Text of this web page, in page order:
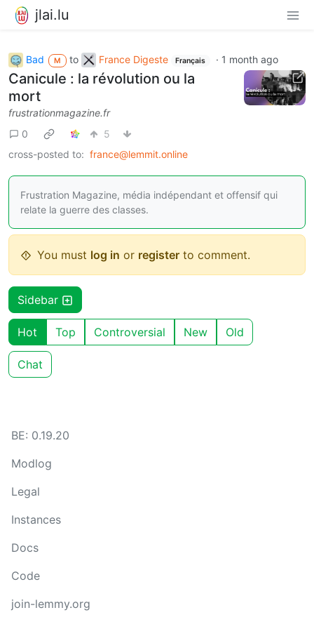
jlai.lu
Bad M to France Digeste Français · 1 month ago
Canicule : la révolution ou la
mort
frustrationmagazine.fr
0
5
cross-posted to: france@lemmit.online
Frustration Magazine, média indépendant et offensif qui
relate la guerre des classes.
You must log in or register to comment.
Sidebar
Hot Top Controversial New Old
Chat
BE: 0.19.20
Modlog
Legal
Instances
Docs
Code
join-lemmy.org